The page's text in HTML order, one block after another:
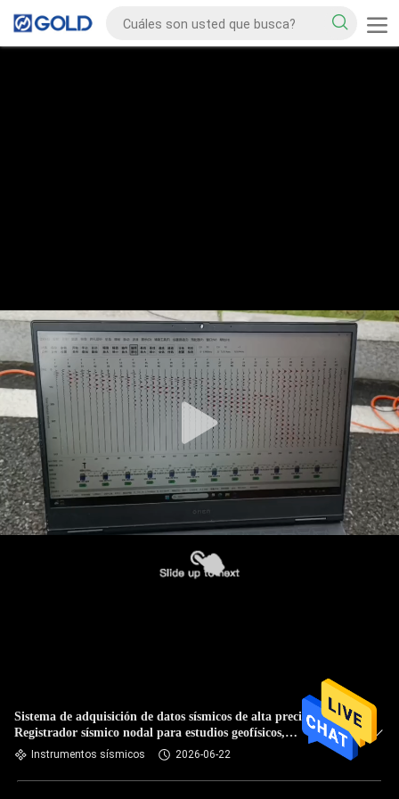
Sistema de adquisición de datos sísmicos de alta precisión
Registrador sísmico nodal para estudios geofísicos,
investigaciones de aguas subterráneas y aplicaciones de
sismógrafos de ingeniería
Instrumentos sísmicos 2026-06-22